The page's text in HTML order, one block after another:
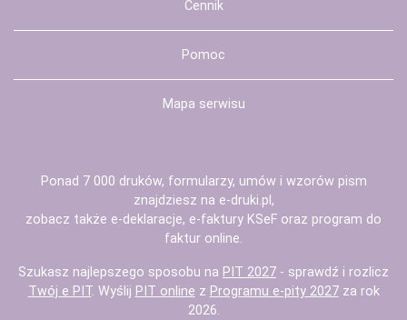
Cennik
Pomoc
Mapa serwisu
Ponad 7 000 druków, formularzy, umów i wzorów pism
znajdziesz na e-druki.pl,
zobacz także e-deklaracje, e-faktury KSeF oraz program do
faktur online.
Szukasz najlepszego sposobu na PIT 2027 - sprawdź i rozlicz
Twój e PIT. Wyślij PIT online z Programu e-pity 2027za rok
2026.